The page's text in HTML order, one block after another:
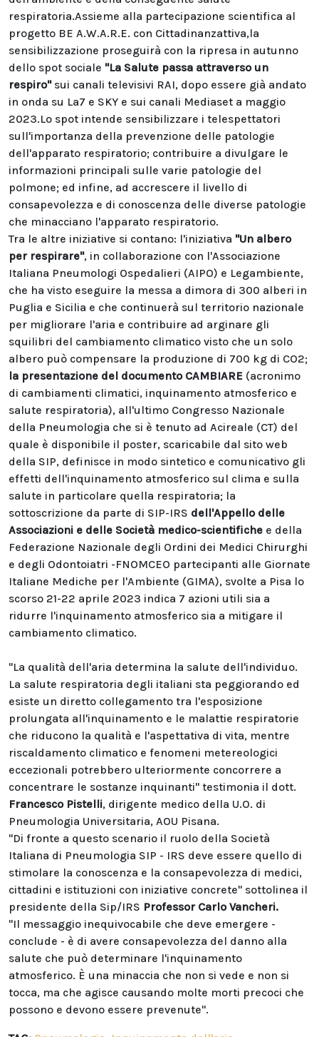
respiratoria.Assieme alla partecipazione scientifica al
progetto BE A.W.A.R.E. con Cittadinanzattiva,la
sensibilizzazione proseguirà con la ripresa in autunno
dello spot sociale "La Salute passa attraverso un
respiro" sui canali televisivi RAI, dopo essere già andato
in onda su La7 e SKY e sui canali Mediaset a maggio
2023.Lo spot intende sensibilizzare i telespettatori
sull'importanza della prevenzione delle patologie
dell'apparato respiratorio; contribuire a divulgare le
informazioni principali sulle varie patologie del
polmone; ed infine, ad accrescere il livello di
consapevolezza e di conoscenza delle diverse patologie
che minacciano l'apparato respiratorio.
Tra le altre iniziative si contano: l'iniziativa "Un albero
per respirare", in collaborazione con l'Associazione
Italiana Pneumologi Ospedalieri (AIPO) e Legambiente,
che ha visto eseguire la messa a dimora di 300 alberi in
Puglia e Sicilia e che continuerà sul territorio nazionale
per migliorare l'aria e contribuire ad arginare gli
squilibri del cambiamento climatico visto che un solo
albero può compensare la produzione di 700 kg di CO2;
la presentazione del documento CAMBIARE (acronimo
di cambiamenti climatici, inquinamento atmosferico e
salute respiratoria), all'ultimo Congresso Nazionale
della Pneumologia che si è tenuto ad Acireale (CT) del
quale è disponibile il poster, scaricabile dal sito web
della SIP, definisce in modo sintetico e comunicativo gli
effetti dell'inquinamento atmosferico sul clima e sulla
salute in particolare quella respiratoria; la
sottoscrizione da parte di SIP-IRS dell'Appello delle
Associazioni e delle Società medico-scientifiche e della
Federazione Nazionale degli Ordini dei Medici Chirurghi
e degli Odontoiatri -FNOMCEO partecipanti alle Giornate
Italiane Mediche per l'Ambiente (GIMA), svolte a Pisa lo
scorso 21-22 aprile 2023 indica 7 azioni utili sia a
ridurre l'inquinamento atmosferico sia a mitigare il
cambiamento climatico.
"La qualità dell'aria determina la salute dell'individuo.
La salute respiratoria degli italiani sta peggiorando ed
esiste un diretto collegamento tra l'esposizione
prolungata all'inquinamento e le malattie respiratorie
che riducono la qualità e l'aspettativa di vita, mentre
riscaldamento climatico e fenomeni metereologici
eccezionali potrebbero ulteriormente concorrere a
concentrare le sostanze inquinanti" testimonia il dott.
Francesco Pistelli, dirigente medico della U.O. di
Pneumologia Universitaria, AOU Pisana.
"Di fronte a questo scenario il ruolo della Società
Italiana di Pneumologia SIP - IRS deve essere quello di
stimolare la conoscenza e la consapevolezza di medici,
cittadini e istituzioni con iniziative concrete" sottolinea il
presidente della Sip/IRS Professor Carlo Vancheri.
"Il messaggio inequivocabile che deve emergere -
conclude - è di avere consapevolezza del danno alla
salute che può determinare l'inquinamento
atmosferico. È una minaccia che non si vede e non si
tocca, ma che agisce causando molte morti precoci che
possono e devono essere prevenute".